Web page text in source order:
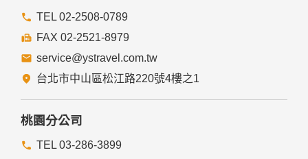
提供的連結，點選進入其他網站。但該連結網站不適用本網站
的隱私權保護政策，您必須參考該連結網站中的隱私權保護政
策。
五、與第三人共用個人資料之政策
本網站絕不會提供、交換、出租或出售任何您的個人資料給其
他個人、團體、私人企業或公務機關，但有法律依據或合約義
務者，不在此限。
前項但書之情形包括不限於：
TEL 02-2508-0789
FAX 02-2521-8979
service@ystravel.com.tw
台北市中山區松江路220號4樓之1
桃園分公司
TEL 03-286-3899